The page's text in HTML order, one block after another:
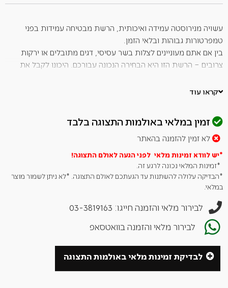
עשויה מנירוסטה עמידה ואיכותית, הרשת מבטיחה עמידות בפני
טמפרטורות גבוהות ובלאי הזמן.
בין אם אתם מעוניינים לצלות בשר עסיסי, דגים מתובלים או ירקות
צרובים – הרשת הזו היא הבחירה הנכונה עבורכם. היכונו לקבל את
הזמינו עכשיו והפכו את כל הצלייה לחוויה יוצאת דופן.
אורך כולל ידית: 59 ס"מ
אורך ידית: 34.5 ס"מ
רוחב: 30.5 ס"מ
קראו עוד
זמין במלאי באולמות התצוגה בלבד
לא זמין להזמנה בהאתר
*יש לוודא זמינות מלאי לפני הגעה לאולם התצוגה!
*זמינות המלאי נכונה לרגע זה.
*הבדיקה עלולה להשתנות עד הגעתכם לאולם התצוגה. *לא ניתן לשמור מוצר
במלאי.
לבירור מלאי והזמנה חייגו: 03-3819163
לבירור מלאי והזמנה בוואטסאפ
לבדיקת זמינות מלאי באולמות התצוגה